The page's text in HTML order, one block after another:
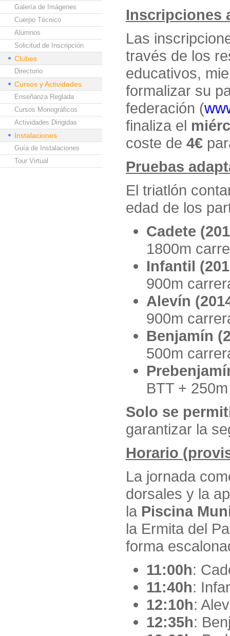
Galería de Imágenes
Cuerpo Técnico
Alumnos
Solicitud de Inscripción
Clubes
Directorio
Cursos y Actividades
Enseñanza Reglada
Cursos Monográficos
Actividades Dirigidas
Instalaciones
Guía de Instalaciones
Tour Virtual
Inscripciones
Las
través de los
educativos,
formalizar su
federación (
finaliza el
coste de 4€
Pruebas
El triatlón
edad de los
Cadete
1800m
Infantil
900m
Alevín
900m
Benjamín
500m
BTT +
Solo se
garantizar la
Horario
La jornada
dorsales y la
la Piscina
la Ermita del
forma
11:00h:
11:40h:
12:10h:
12:35h: